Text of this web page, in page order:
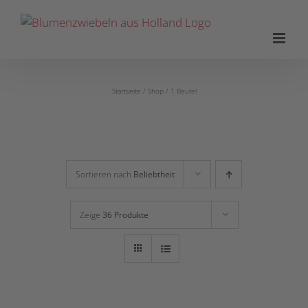
Inhalt
Startseite Shop 1 Beutel
Sortieren nach Beliebtheit
Zeige 36 Produkte